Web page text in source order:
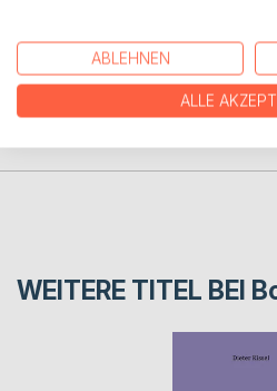
PRESSESTIMMEN
WEITERE TITEL BEI
ABLEHNEN
ALLE